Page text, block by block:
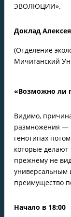
ЭВОЛЮЦИИ».
Доклад
(Отделение
Мичиганский
«Возможно ли
Видимо,
размножения —
генотипах
которые
прежнему не
универсальным
преимущество
Начало в 18:00